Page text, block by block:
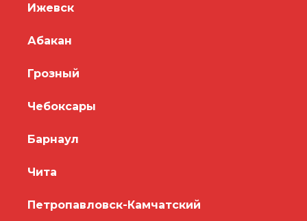
Ижевск
Абакан
Грозный
Чебоксары
Барнаул
Чита
Петропавловск-Камчатский